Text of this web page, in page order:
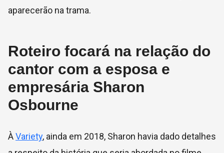
aparecerão na trama.
Roteiro focará na relação do
cantor com a esposa e
empresária Sharon
Osbourne
ÀVariety, ainda em 2018, Sharon havia dado detalhes